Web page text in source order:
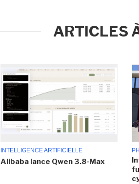
ARTICLES
INTELLIGENCE ARTIFICIELLE
Alibaba lance Qwen 3.8-Max